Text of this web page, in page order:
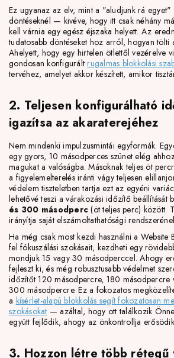
Ez ugyanaz az elv, mint a "aludjunk rá egyet"
döntéseknél — kivéve, hogy itt csak néhány
kell várnia egy egész éjszaka helyett. Az
tudatosabb döntéseket hoz arról, hogyan tölti
Ahelyett, hogy egy hirtelen ötlettől vezérelve
gondosan konfiguráltrugalmas blokkolási
tervéhez, amelyet akkor készített, amikor
2. Teljesen konfigurálható
igazítsa az akaraterejéhez
Nem mindenki impulzusmintái egyformák.
egy gyors, 10 másodperces szünet elég
magukat a valóságba. Másoknak teljes öt
a figyelemelterelés iránti vágy teljesen
védelem tiszteletben tartja ezt az egyéni
lehetővé teszi a várakozási időzítő beállítását
és 300 másodperc (öt teljes perc) között.
irányítja saját elszámoltathatósági
Ha még csak most kezdi használni a Website
fel fókuszálási szokásait, kezdheti egy
mondjuk 15 vagy 30 másodperccel. Ahogy
fejleszt ki, és még robusztusabb védelmet
időzítőt 120 másodpercre, 180 másodpercre
300 másodpercre. Ez a fokozatos
a kísérlet-alapú blokkolás segít fokozatosan
szokásokat — azáltal, hogy ott találkozik
együtt fejlődik, ahogy az önkontrollja
3. Hozzon létre több rétegű